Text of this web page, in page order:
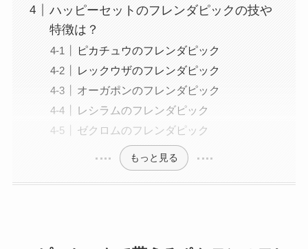
ハッピーセットのフレンダピックの技や
特徴は？
ピカチュウのフレンダピック
レックウザのフレンダピック
オーガポンのフレンダピック
レシラムのフレンダピック
ゼクロムのフレンダピック
もっと見る